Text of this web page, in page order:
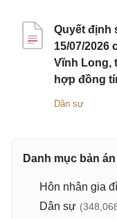
Quyết định
15/07/2026
Vĩnh Long,
hợp đồng
Dân sự
Danh mục bản án
Hôn nhân gia
Dân sự